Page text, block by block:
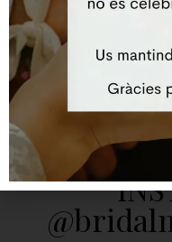
VEURE TOTS ELS